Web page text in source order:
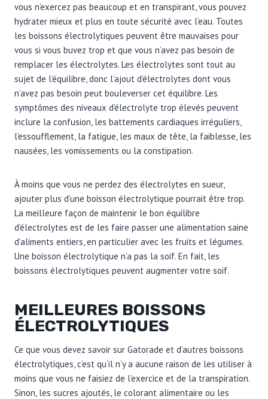
vous n’exercez pas beaucoup et en transpirant, vous pouvez
hydrater mieux et plus en toute sécurité avec l’eau. Toutes
les boissons électrolytiques peuvent être mauvaises pour
vous si vous buvez trop et que vous n’avez pas besoin de
remplacer les électrolytes. Les électrolytes sont tout au
sujet de l’équilibre, donc l’ajout d’électrolytes dont vous
n’avez pas besoin peut bouleverser cet équilibre. Les
symptômes des niveaux d’électrolyte trop élevés peuvent
inclure la confusion, les battements cardiaques irréguliers,
l’essoufflement, la fatigue, les maux de tête, la faiblesse, les
nausées, les vomissements ou la constipation.
À moins que vous ne perdez des électrolytes en sueur,
ajouter plus d’une boisson électrolytique pourrait être trop.
La meilleure façon de maintenir le bon équilibre
d’électrolytes est de les faire passer une alimentation saine
d’aliments entiers, en particulier avec les fruits et légumes.
Une boisson électrolytique n’a pas la soif. En fait, les
boissons électrolytiques peuvent augmenter votre soif.
MEILLEURES BOISSONS
ÉLECTROLYTIQUES
Ce que vous devez savoir sur Gatorade et d’autres boissons
électrolytiques, c’est qu’il n’y a aucune raison de les utiliser à
moins que vous ne faisiez de l’exercice et de la transpiration.
Sinon, les sucres ajoutés, le colorant alimentaire ou les